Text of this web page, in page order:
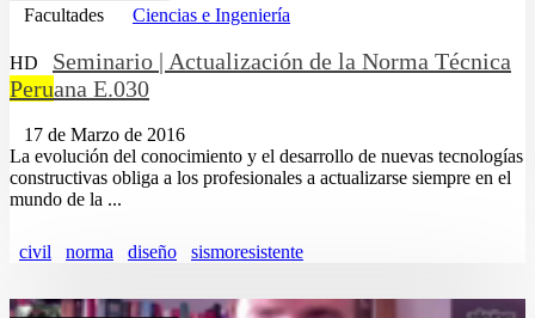
Facultades Ciencias e Ingeniería
HD
Seminario | Actualización de la Norma Técnica
Peruana E.030
17 de Marzo de 2016
La evolución del conocimiento y el desarrollo de nuevas tecnologías
constructivas obliga a los profesionales a actualizarse siempre en el
mundo de la ...
civil norma diseño sismoresistente